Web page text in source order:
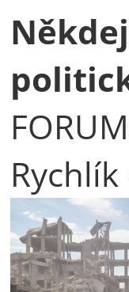
Rychlík